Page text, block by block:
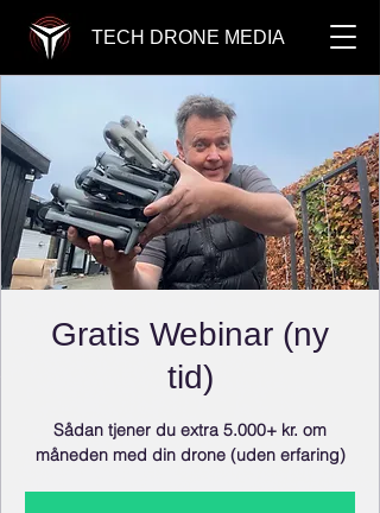
TECH DRONE MEDIA
Gratis Webinar (ny
tid)
Sådan tjener du extra 5.000+ kr. om
måneden med din drone (uden erfaring)